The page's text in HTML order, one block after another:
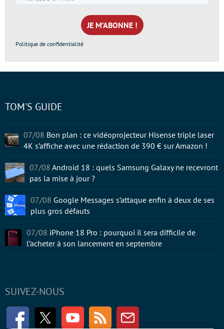
e-
mail
*
Politique de confidentialité
SUIVEZ-NOUS
FacebookTwitter Youtube RSS Newsletter
TOM'S GUIDE
07/08 Bon plan : ce vidéoprojecteur Hisense triple laser
4K s’affiche avec une rédaction de 390 € sur Amazon !
07/08 Android 18 : quels Samsung Galaxy ne recevront
pas la mise à jour ?
07/08 Google Messages s’attaque enfin à deux de ses
plus gros défauts
07/08 iPhone 18 Pro : pourquoi il sera difficile de
l’acheter à son lancement en septembre